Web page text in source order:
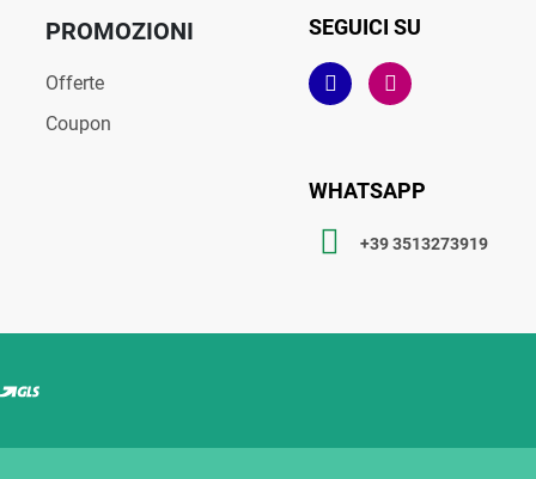
PROMOZIONI
Offerte
Coupon
SEGUICI SU
WHATSAPP
+39 3513273919